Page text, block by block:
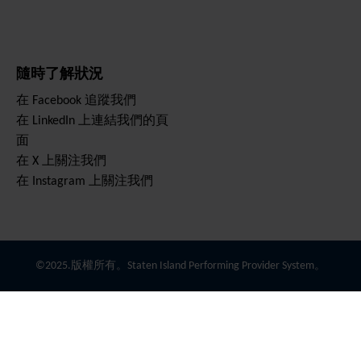
隨時了解狀況
在 Facebook 追蹤我們
在 LinkedIn 上連結我們的頁
面
在 X 上關注我們
在 Instagram 上關注我們
©2025.版權所有。Staten Island Performing Provider System。